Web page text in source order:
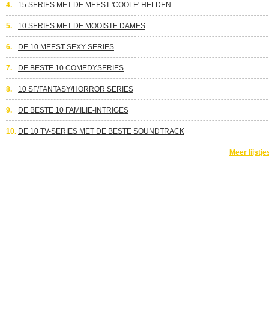
4. 15 SERIES MET DE MEEST 'COOLE' HELDEN
5. 10 SERIES MET DE MOOISTE DAMES
6. DE 10 MEEST SEXY SERIES
7. DE BESTE 10 COMEDYSERIES
8. 10 SF/FANTASY/HORROR SERIES
9. DE BESTE 10 FAMILIE-INTRIGES
10. DE 10 TV-SERIES MET DE BESTE SOUNDTRACK
Meer